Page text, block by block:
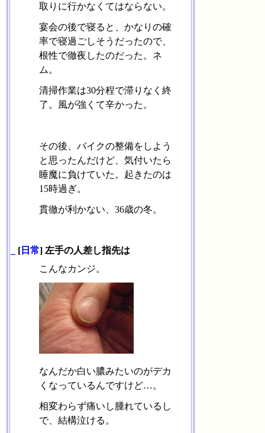
取りに行かなくてはならない。
宴会の後で寝ると、かなりの確
率で寝過ごしそうだったので、
根性で徹夜したのだった。ネ
ム。
清掃作業は30分程で滞りなく終
了。風が強くて辛かった。
その後、バイクの整備をしよう
と思ったんだけど、気付いたら
睡魔に負けていた。起きたのは
15時過ぎ。
貫徹が利かない、36歳の冬。
[ 日常] 左手の人差し指先は
こんなカンジ。
なんだか白い膿みたいのがデカ
くなっているんですけど…。
相変わらず痛いし腫れているし
で、結構泣ける。